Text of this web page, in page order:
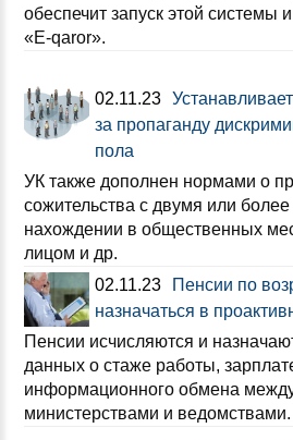
обеспечит запуск этой системы
«E-qaror».
02.11.23
за пропаганду
пола
УК также дополнен нормами о
сожительства с двумя или
нахождении в общественных
лицом и др.
02.11.23
Пенсии по
назначаться в
Пенсии исчисляются и
данных о стаже работы,
информационного обмена
министерствами и ведомствами.